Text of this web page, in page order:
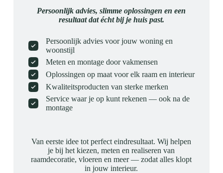
Persoonlijk advies, slimme oplossingen en een
resultaat dat écht bij je huis past.
Persoonlijk advies voor jouw woning en
woonstijl
Meten en montage door vakmensen
Oplossingen op maat voor elk raam en interieur
Kwaliteitsproducten van sterke merken
Service waar je op kunt rekenen — ook na de
montage
Van eerste idee tot perfect eindresultaat. Wij helpen
je bij het kiezen, meten en realiseren van
raamdecoratie, vloeren en meer — zodat alles klopt
in jouw interieur.